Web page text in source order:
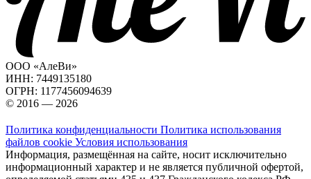
ООО «АлеВи»
ИНН: 7449135180
ОГРН: 1177456094639
© 2016 — 2026
Политика конфиденциальности Политика использования
файлов cookie Условия использования
Информация, размещённая на сайте, носит исключительно
информационный характер и не является публичной офертой,